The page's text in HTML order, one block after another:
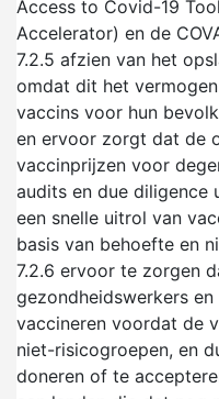
Access to Covid-19
Accelerator) en de
7.2.5 afzien van het
omdat dit het
vaccins voor hun
en ervoor zorgt dat de
vaccinprijzen voor
audits en due diligence
een snelle uitrol van
basis van behoefte en
7.2.6 ervoor te zorgen
gezondheidswerkers
vaccineren voordat de
niet-risicogroepen, en
doneren of te